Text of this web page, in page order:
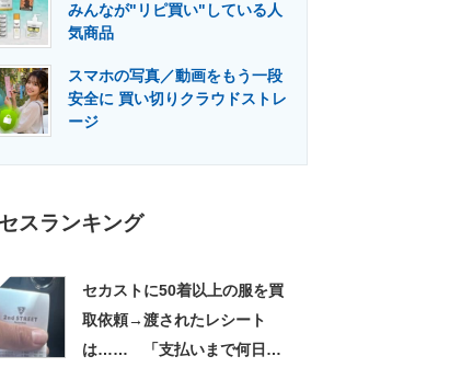
ア 建設×テクノロジーの最前線
みんなが"リピ買い"している人
気商品
スマホの写真／動画をもう一段
安全に 買い切りクラウドストレ
ージ
スランキング
セカストに50着以上の服を買
取依頼→渡されたレシート
は…… 「支払いまで何日か